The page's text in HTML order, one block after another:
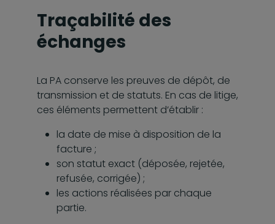
Traçabilité des
échanges
La PA conserve les preuves de dépôt, de
transmission et de statuts. En cas de litige,
ces éléments permettent d’établir :
la date de mise à disposition de la
facture ;
son statut exact (déposée, rejetée,
refusée, corrigée) ;
les actions réalisées par chaque
partie.